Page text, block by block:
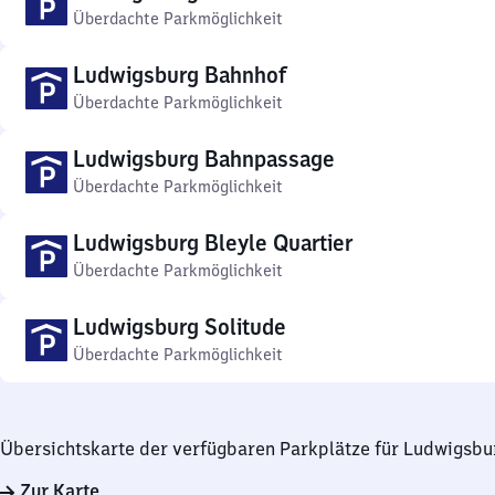
Überdachte Parkmöglichkeit
Ludwigsburg Bahnhof
Überdachte Parkmöglichkeit
Ludwigsburg Bahnpassage
Überdachte Parkmöglichkeit
Ludwigsburg Bleyle Quartier
Überdachte Parkmöglichkeit
Ludwigsburg Solitude
Überdachte Parkmöglichkeit
Übersichtskarte der verfügbaren Parkplätze für
Zur Karte